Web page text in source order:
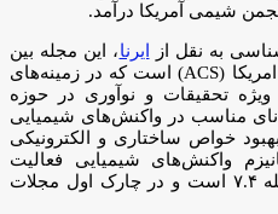
به نقل از ایرنا، این مجله بین
المللی از انتشارات انجمن شیمی امریکا (ACS) است که در زمینه‌های
تحقیقات و نوآوری در حوزه
مناسب در واکنش‌های شیمیایی
خواص ساختاری و الکترونیکی
واکنش‌های شیمیایی فعالیت
می‌کند. ضریب تاثیر فعلی این مجله ۷.۴ است و در چارک اول مجلات